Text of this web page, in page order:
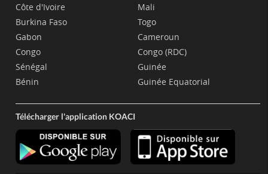
Côte d'Ivoire
Burkina Faso
Gabon
Congo
Sénégal
Bénin
Mali
Togo
Cameroun
Congo (RDC)
Guinée
Guinée Equatorial
Télécharger l'application KOACI